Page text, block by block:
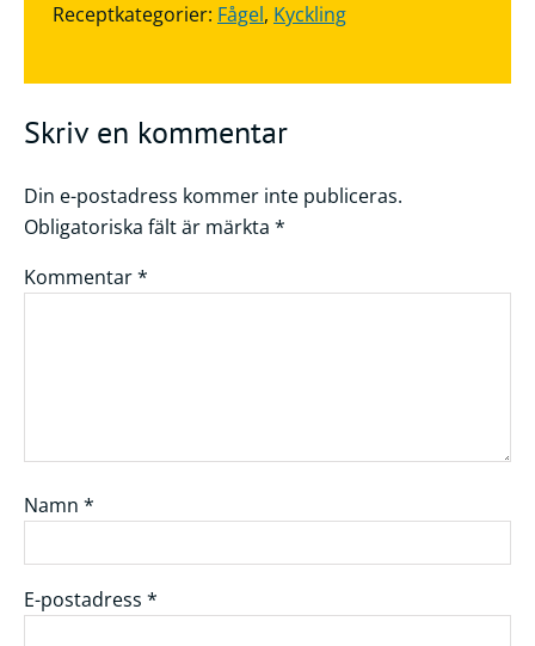
Receptkategorier: Fågel, Kyckling
Skriv en kommentar
Din e-postadress kommer inte publiceras.
Obligatoriska fält är märkta *
Kommentar*
Namn *
E-postadress *